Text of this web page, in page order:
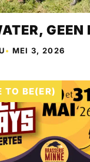
GEEN
• MEI 3, 2026
TO BE(ER)